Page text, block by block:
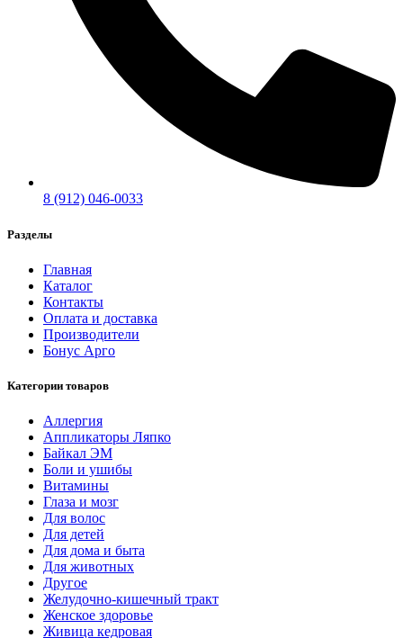
8 (912) 046-0033
Разделы
Главная
Каталог
Контакты
Оплата и доставка
Производители
Бонус Арго
Категории товаров
Аллергия
Аппликаторы Ляпко
Байкал ЭМ
Боли и ушибы
Витамины
Глаза и мозг
Для волос
Для детей
Для дома и быта
Для животных
Другое
Желудочно-кишечный тракт
Женское здоровье
Живица кедровая